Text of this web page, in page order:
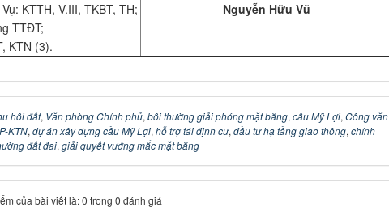
KTTH, V.III, TKBT, TH;
TTĐT;
KTN (3).
Nguyễn Hữu Vũ
hồi đất, Văn phòng Chính phủ, bồi thường giải phóng mặt bằng, cầu Mỹ Lợi, Công văn
KTN, dự án xây dựng cầu Mỹ Lợi, hỗ trợ tái định cư, đầu tư hạ tầng giao thông, chính
đất đai, giải quyết vướng mắc mặt bằng
của bài viết là: 0 trong 0 đánh giá